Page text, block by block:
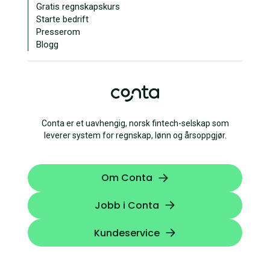
Conta er et uavhengig, norsk fintech-selskap som
leverer system for regnskap, lønn og årsoppgjør.
Om Conta
Jobb i Conta
Kundeservice
Gratis regnskapskurs
Starte bedrift
Presserom
Blogg